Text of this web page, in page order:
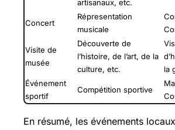
artisanaux, etc.
Concert
Répresentation
musicale
Visite de
musée
Découverte de
l’histoire, de l’art, de la
culture, etc.
la
Événement
sportif
Compétition sportive
En résumé, les événements